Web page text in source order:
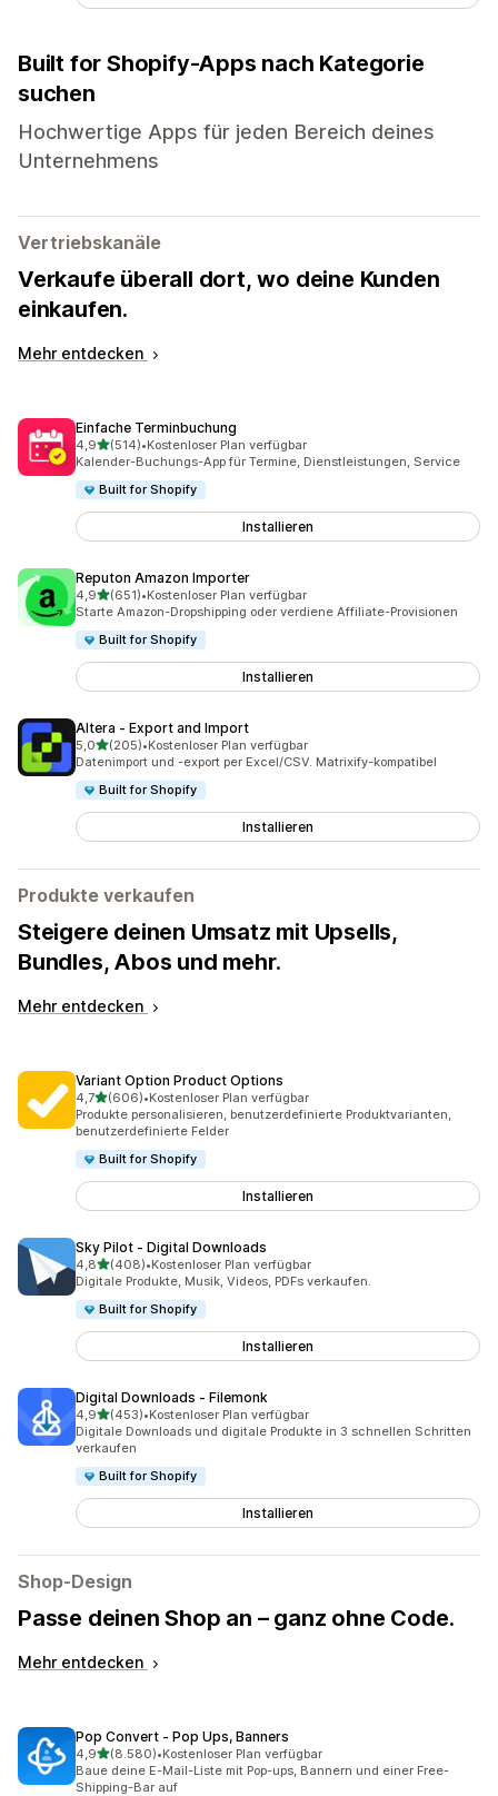
Built for Shopify-Apps nach Kategorie
suchen
Hochwertige Apps für jeden Bereich deines
Unternehmens
Vertriebskanäle
Verkaufe überall dort, wo deine Kunden
einkaufen.
Mehr entdecken
Einfache Terminbuchung
4,9von 5 Sternen
(514)
514 Rezensionen insgesamt
•Kostenloser Plan verfügbar
Kalender-Buchungs-App für Termine, Dienstleistungen, Service
Built for Shopify
Installieren
Reputon Amazon Importer
4,9von 5 Sternen
(651)
651 Rezensionen insgesamt
•Kostenloser Plan verfügbar
Starte Amazon-Dropshipping oder verdiene Affiliate-Provisionen
Built for Shopify
Installieren
Altera ‑ Export and Import
5,0von 5 Sternen
(205)
205 Rezensionen insgesamt
•Kostenloser Plan verfügbar
Datenimport und -export per Excel/CSV. Matrixify-kompatibel
Built for Shopify
Installieren
Produkte verkaufen
Steigere deinen Umsatz mit Upsells,
Bundles, Abos und mehr.
Mehr entdecken
Variant Option Product Options
4,7von 5 Sternen
(606)
606 Rezensionen insgesamt
•Kostenloser Plan verfügbar
Produkte personalisieren, benutzerdefinierte Produktvarianten,
benutzerdefinierte Felder
Built for Shopify
Installieren
Sky Pilot ‑ Digital Downloads
4,8von 5 Sternen
(408)
408 Rezensionen insgesamt
•Kostenloser Plan verfügbar
Digitale Produkte, Musik, Videos, PDFs verkaufen.
Built for Shopify
Installieren
Digital Downloads ‑ Filemonk
4,9von 5 Sternen
(453)
453 Rezensionen insgesamt
•Kostenloser Plan verfügbar
Digitale Downloads und digitale Produkte in 3 schnellen Schritten
verkaufen
Built for Shopify
Installieren
Shop-Design
Passe deinen Shop an – ganz ohne Code.
Mehr entdecken
Pop Convert ‑ Pop Ups, Banners
4,9von 5 Sternen
(8.580)
8580 Rezensionen insgesamt
•Kostenloser Plan verfügbar
Baue deine E-Mail-Liste mit Pop-ups, Bannern und einer Free-
Shipping-Bar auf